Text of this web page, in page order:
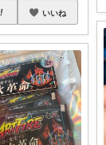
いいね